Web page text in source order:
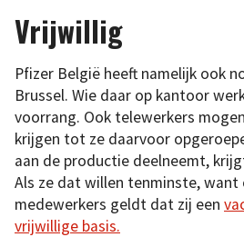
Vrijwillig
Pfizer België heeft namelijk ook
Brussel. Wie daar op kantoor
voorrang. Ook telewerkers
krijgen tot ze daarvoor
aan de productie deelneemt,
Als ze dat willen tenminste, want
medewerkers geldt dat zij een
vrijwillige basis.